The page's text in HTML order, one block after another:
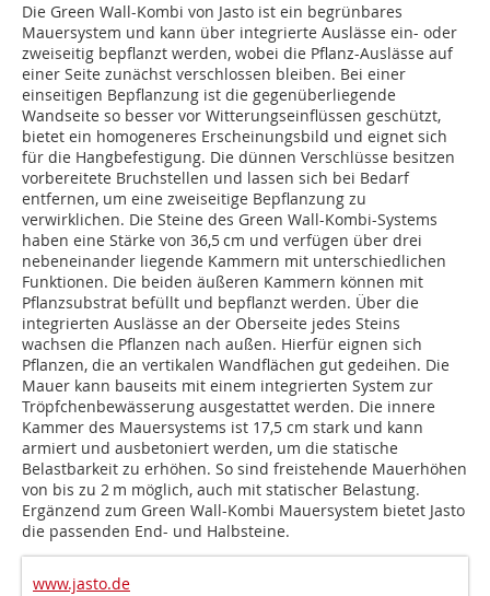
Die Green Wall-Kombi von Jasto ist ein begrünbares
Mauersystem und kann über integrierte Auslässe ein- oder
zweiseitig bepflanzt werden, wobei die Pflanz-Auslässe auf
einer Seite zunächst verschlossen bleiben. Bei einer
einseitigen Bepflanzung ist die gegenüberliegende
Wandseite so besser vor Witterungseinflüssen geschützt,
bietet ein homogeneres Erscheinungsbild und eignet sich
für die Hangbefestigung. Die dünnen Verschlüsse besitzen
vorbereitete Bruchstellen und lassen sich bei Bedarf
entfernen, um eine zweiseitige Bepflanzung zu
verwirklichen. Die Steine des Green Wall-Kombi-Systems
haben eine Stärke von 36,5 cm und verfügen über drei
nebeneinander liegende Kammern mit unterschiedlichen
Funktionen. Die beiden äußeren Kammern können mit
Pflanzsubstrat befüllt und bepflanzt werden. Über die
integrierten Auslässe an der Oberseite jedes Steins
wachsen die Pflanzen nach außen. Hierfür eignen sich
Pflanzen, die an vertikalen Wandflächen gut gedeihen. Die
Mauer kann bauseits mit einem integrierten System zur
Tröpfchenbewässerung ausgestattet werden. Die innere
Kammer des Mauersystems ist 17,5 cm stark und kann
armiert und ausbetoniert werden, um die statische
Belastbarkeit zu erhöhen. So sind freistehende Mauerhöhen
von bis zu 2 m möglich, auch mit statischer Belastung.
Ergänzend zum Green Wall-Kombi Mauersystem bietet Jasto
die passenden End- und Halbsteine.
www.jasto.de